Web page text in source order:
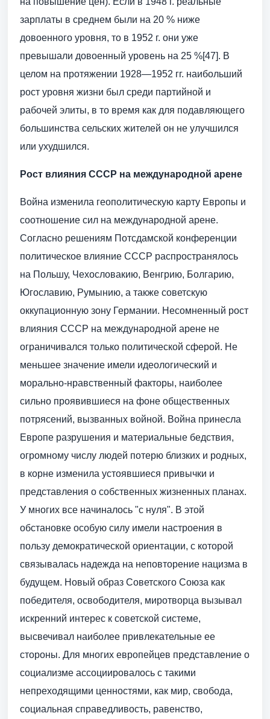
зарплаты в среднем были на 20 % ниже
довоенного уровня, то в 1952 г. они уже
превышали довоенный уровень на 25 %[47]. В
целом на протяжении 1928—1952 гг. наибольший
рост уровня жизни был среди партийной и
рабочей элиты, в то время как для подавляющего
большинства сельских жителей он не улучшился
или ухудшился.
Рост влияния СССР на международной арене
Война изменила геополитическую карту Европы и
соотношение сил на международной арене.
Согласно решениям Потсдамской конференции
политическое влияние СССР распространялось
на Польшу, Чехословакию, Венгрию, Болгарию,
Югославию, Румынию, а также советскую
оккупационную зону Германии. Несомненный рост
влияния СССР на международной арене не
ограничивался только политической сферой. Не
меньшее значение имели идеологический и
морально-нравственный факторы, наиболее
сильно проявившиеся на фоне общественных
потрясений, вызванных войной. Война принесла
Европе разрушения и материальные бедствия,
огромному числу людей потерю близких и родных,
в корне изменила устоявшиеся привычки и
представления о собственных жизненных планах.
У многих все начиналось "с нуля". В этой
обстановке особую силу имели настроения в
пользу демократической ориентации, с которой
связывалась надежда на неповторение нацизма в
будущем. Новый образ Советского Союза как
победителя, освободителя, миротворца вызывал
искренний интерес к советской системе,
высвечивал наиболее привлекательные ее
стороны. Для многих европейцев представление о
социализме ассоциировалось с такими
непреходящими ценностями, как мир, свобода,
социальная справедливость, равенство,